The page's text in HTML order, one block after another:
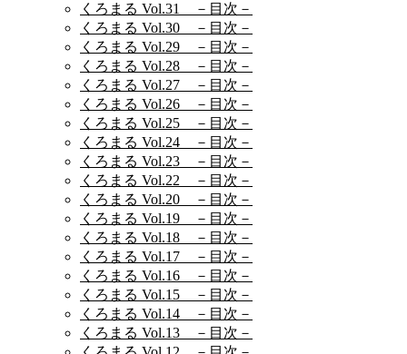
くろまる Vol.31 －目次－
くろまる Vol.30 －目次－
くろまる Vol.29 －目次－
くろまる Vol.28 －目次－
くろまる Vol.27 －目次－
くろまる Vol.26 －目次－
くろまる Vol.25 －目次－
くろまる Vol.24 －目次－
くろまる Vol.23 －目次－
くろまる Vol.22 －目次－
くろまる Vol.20 －目次－
くろまる Vol.19 －目次－
くろまる Vol.18 －目次－
くろまる Vol.17 －目次－
くろまる Vol.16 －目次－
くろまる Vol.15 －目次－
くろまる Vol.14 －目次－
くろまる Vol.13 －目次－